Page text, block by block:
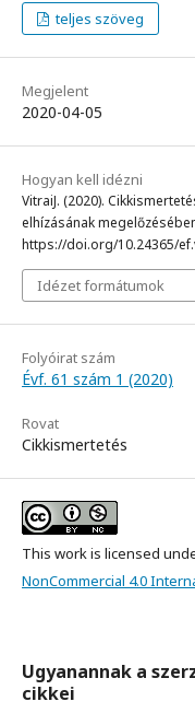
teljes szöveg
Megjelent
2020-04-05
Hogyan kell idézni
VitraiJ. (2020).
elhízásának
https://doi.org/10.24365/
Idézet formátumok
Folyóirat szám
Évf. 61 szám 1 (2020)
Rovat
Cikkismertetés
This work is licensed
NonCommercial 4.0
Ugyanannak a
cikkei